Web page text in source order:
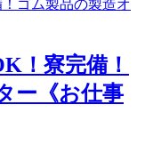
！寮完備！
ー《お仕事